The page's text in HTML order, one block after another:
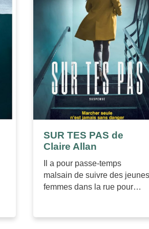
SUR TES PAS de
Claire Allan
Il a pour passe-temps
malsain de suivre des
femmes dans la rue pour…